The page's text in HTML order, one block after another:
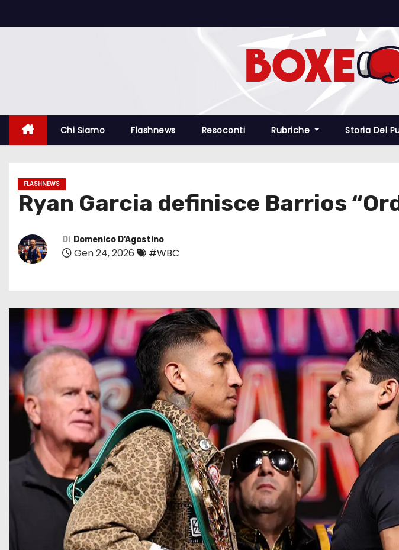
a
Chi Siamo Flashnews Resoconti Rubriche Storia Del
FLASHNEWS
Ryan Garcia definisce Barrios
Di Domenico D'Agostino
Gen 24, 2026 #WBC